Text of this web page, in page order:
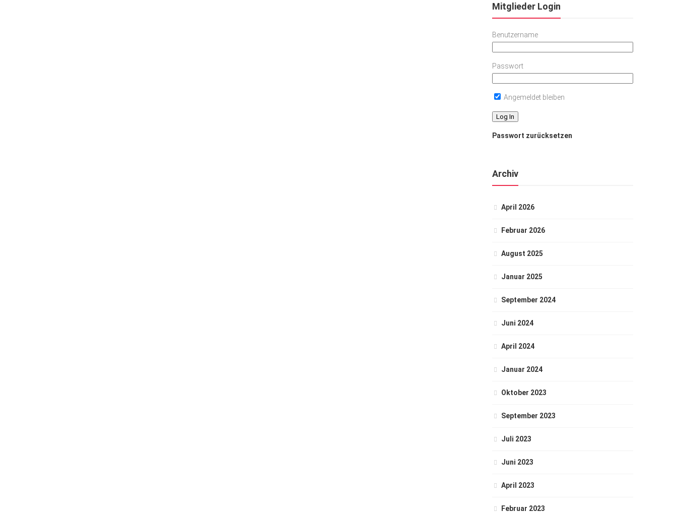
Mitglieder Login
Benutzername
Passwort
Angemeldet bleiben
Passwort zurücksetzen
Archiv
April 2026
Februar 2026
August 2025
Januar 2025
September 2024
Juni 2024
April 2024
Januar 2024
Oktober 2023
September 2023
Juli 2023
Juni 2023
April 2023
Februar 2023